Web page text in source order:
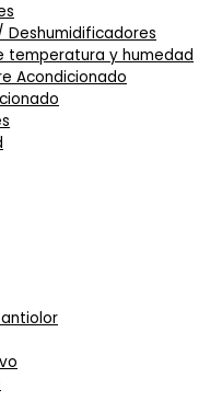
Deshumidificadores
temperatura y humedad
Acondicionado